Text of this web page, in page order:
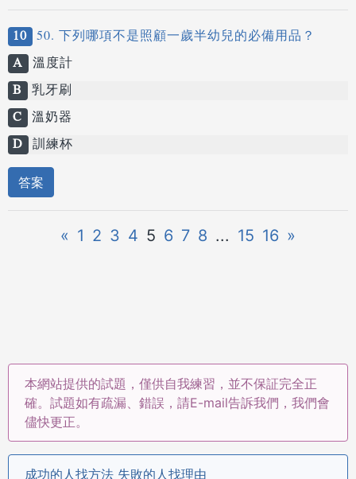
10 50. 下列哪項不是照顧一歲半幼兒的必備用品？
A 溫度計
B 乳牙刷
C 溫奶器
D 訓練杯
答案
« 1 2 3 4 5 6 7 8 ... 15 16 »
本網站提供的試題，僅供自我練習，並不保証完全正
確。試題如有疏漏、錯誤，請E-mail告訴我們，我們會
儘快更正。
成功的人找方法 失敗的人找理由